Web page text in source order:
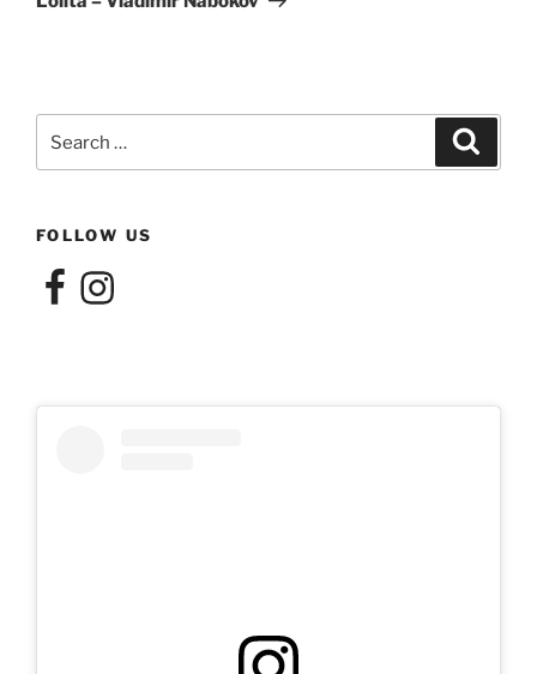
for:
FOLLOW US
FacebookInstagram